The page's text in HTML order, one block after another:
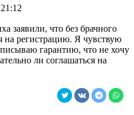
заявили, что без брачного
на регистрацию. Я чувствую
гарантию, что не хочу
ли соглашаться на